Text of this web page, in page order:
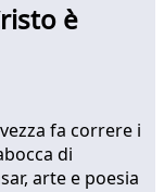
è
fa correre i
di
arte e poesia